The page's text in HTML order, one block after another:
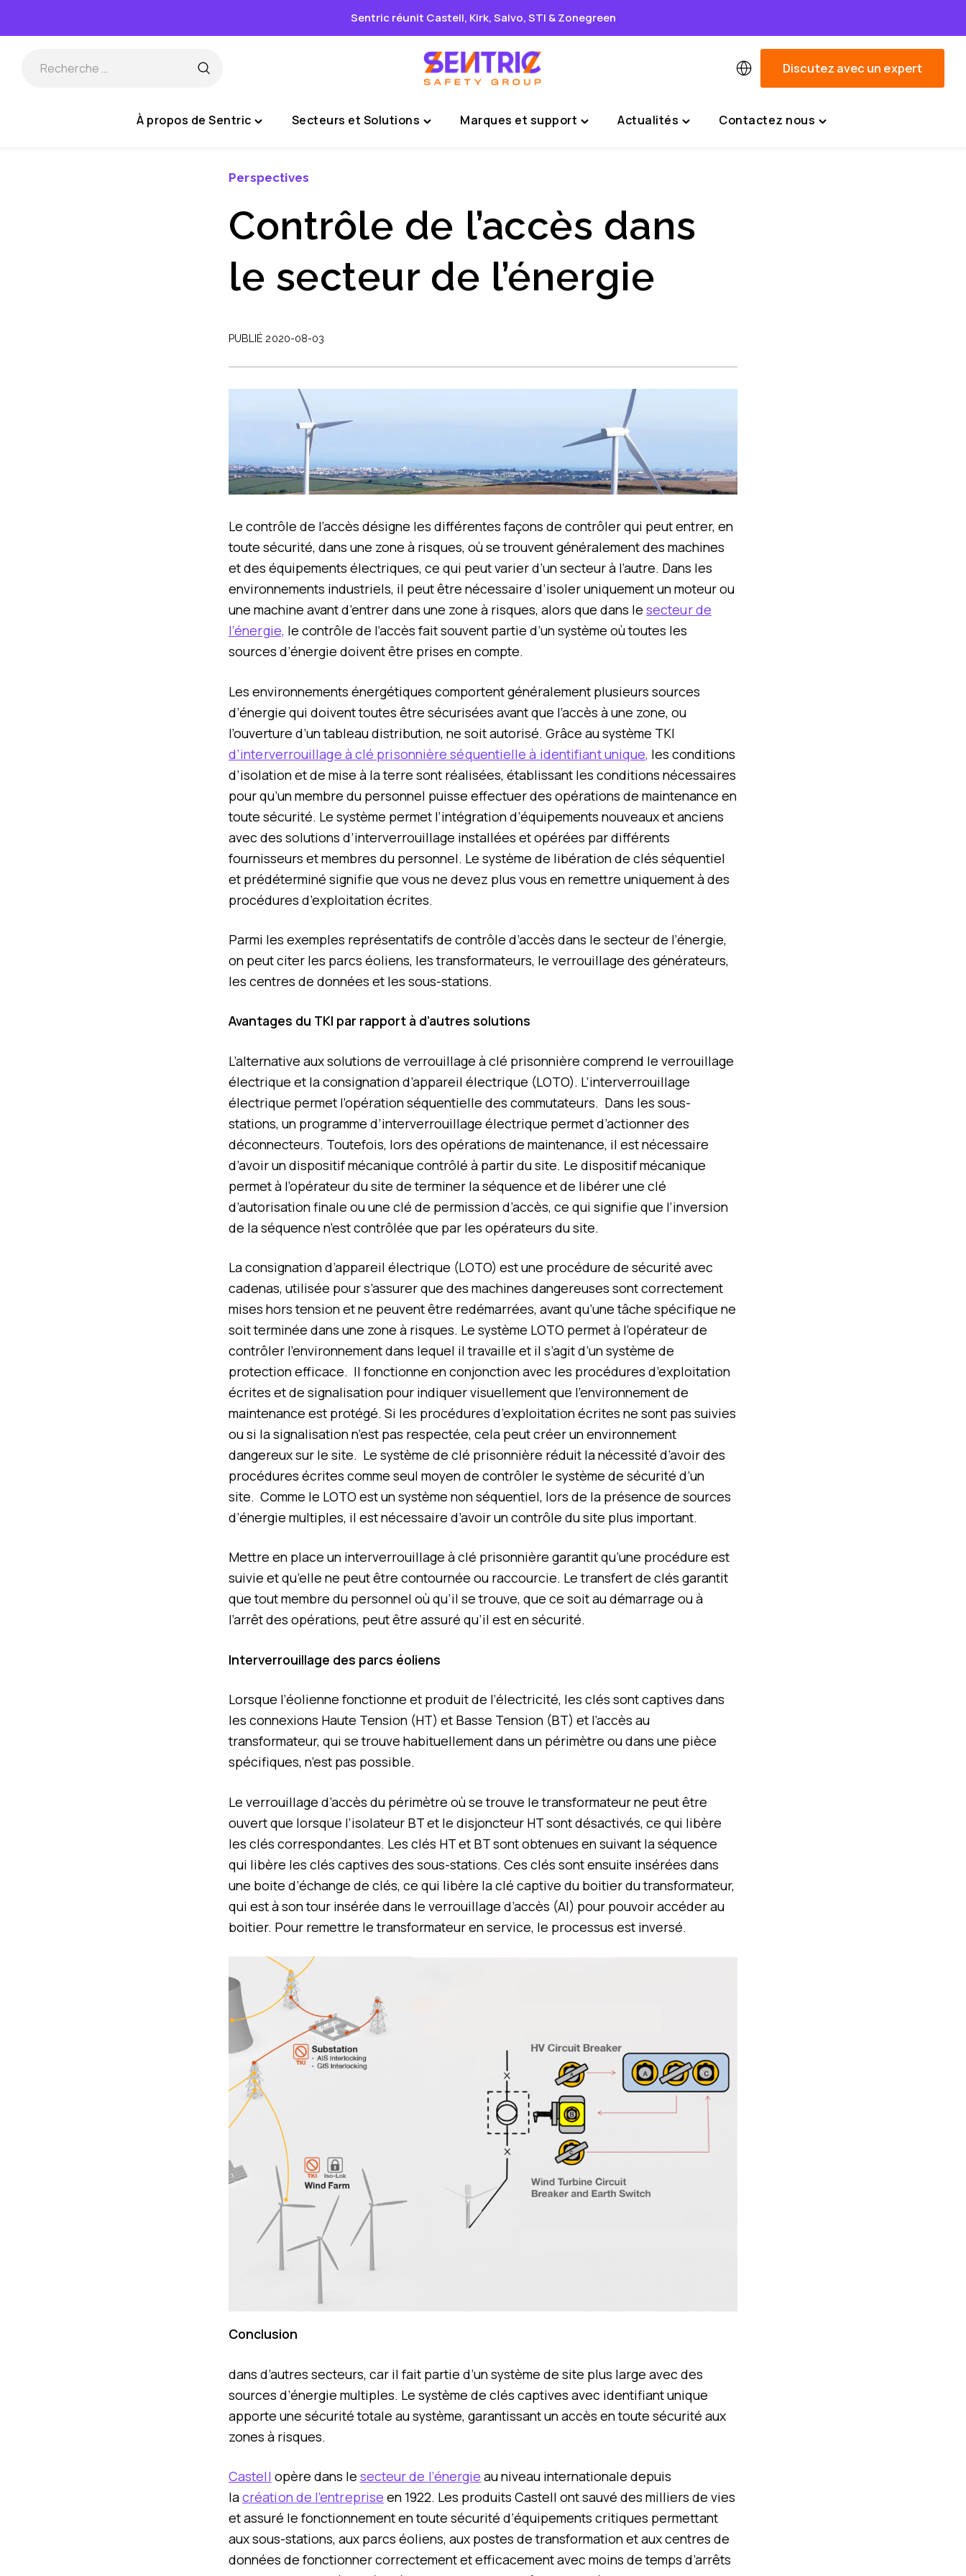
Sentric réunit Castell, Kirk, Salvo, STI & Zonegreen
À propos de Sentric
Toggle
de
menu
Secteurs et Solutions
Toggle
Marques et support
Toggle
Actualités
Toggle
Contactez nous
Toggle
Discutez avec un expert
Perspectives
Contrôle de l’accès dans
le secteur de l’énergie
PUBLIÉ 2020-08-03
Le contrôle de l’accès désigne les différentes façons de contrôler qui peut entrer, en
toute sécurité, dans une zone à risques, où se trouvent généralement des machines
et des équipements électriques, ce qui peut varier d’un secteur à l’autre. Dans les
environnements industriels, il peut être nécessaire d’isoler uniquement un moteur ou
une machine avant d’entrer dans une zone à risques, alors que dans le secteur de
l’énergie, le contrôle de l’accès fait souvent partie d’un système où toutes les
sources d’énergie doivent être prises en compte.
Les environnements énergétiques comportent généralement plusieurs sources
d’énergie qui doivent toutes être sécurisées avant que l’accès à une zone, ou
l’ouverture d’un tableau distribution, ne soit autorisé. Grâce au système TKI
d’interverrouillage à clé prisonnière séquentielle à identifiant unique, les conditions
d’isolation et de mise à la terre sont réalisées, établissant les conditions nécessaires
pour qu’un membre du personnel puisse effectuer des opérations de maintenance en
toute sécurité. Le système permet l’intégration d’équipements nouveaux et anciens
avec des solutions d’interverrouillage installées et opérées par différents
fournisseurs et membres du personnel. Le système de libération de clés séquentiel
et prédéterminé signifie que vous ne devez plus vous en remettre uniquement à des
procédures d’exploitation écrites.
Parmi les exemples représentatifs de contrôle d’accès dans le secteur de l’énergie,
on peut citer les parcs éoliens, les transformateurs, le verrouillage des générateurs,
les centres de données et les sous-stations.
Avantages du TKI par rapport à d’autres solutions
L’alternative aux solutions de verrouillage à clé prisonnière comprend le verrouillage
électrique et la consignation d’appareil électrique (LOTO). L’interverrouillage
électrique permet l’opération séquentielle des commutateurs. Dans les sous-
stations, un programme d’interverrouillage électrique permet d’actionner des
déconnecteurs. Toutefois, lors des opérations de maintenance, il est nécessaire
d’avoir un dispositif mécanique contrôlé à partir du site. Le dispositif mécanique
permet à l’opérateur du site de terminer la séquence et de libérer une clé
d’autorisation finale ou une clé de permission d’accès, ce qui signifie que l’inversion
de la séquence n’est contrôlée que par les opérateurs du site.
La consignation d’appareil électrique (LOTO) est une procédure de sécurité avec
cadenas, utilisée pour s’assurer que des machines dangereuses sont correctement
mises hors tension et ne peuvent être redémarrées, avant qu’une tâche spécifique ne
soit terminée dans une zone à risques. Le système LOTO permet à l’opérateur de
contrôler l’environnement dans lequel il travaille et il s’agit d’un système de
protection efficace. Il fonctionne en conjonction avec les procédures d’exploitation
écrites et de signalisation pour indiquer visuellement que l’environnement de
maintenance est protégé. Si les procédures d’exploitation écrites ne sont pas suivies
ou si la signalisation n’est pas respectée, cela peut créer un environnement
dangereux sur le site. Le système de clé prisonnière réduit la nécessité d’avoir des
procédures écrites comme seul moyen de contrôler le système de sécurité d’un
site. Comme le LOTO est un système non séquentiel, lors de la présence de sources
d’énergie multiples, il est nécessaire d’avoir un contrôle du site plus important.
Mettre en place un interverrouillage à clé prisonnière garantit qu’une procédure est
suivie et qu’elle ne peut être contournée ou raccourcie. Le transfert de clés garantit
que tout membre du personnel où qu’il se trouve, que ce soit au démarrage ou à
l’arrêt des opérations, peut être assuré qu’il est en sécurité.
Interverrouillage des parcs éoliens
Lorsque l’éolienne fonctionne et produit de l’électricité, les clés sont captives dans
les connexions Haute Tension (HT) et Basse Tension (BT) et l’accès au
transformateur, qui se trouve habituellement dans un périmètre ou dans une pièce
spécifiques, n’est pas possible.
Le verrouillage d’accès du périmètre où se trouve le transformateur ne peut être
ouvert que lorsque l’isolateur BT et le disjoncteur HT sont désactivés, ce qui libère
les clés correspondantes. Les clés HT et BT sont obtenues en suivant la séquence
qui libère les clés captives des sous-stations. Ces clés sont ensuite insérées dans
une boite d’échange de clés, ce qui libère la clé captive du boitier du transformateur,
qui est à son tour insérée dans le verrouillage d’accès (AI) pour pouvoir accéder au
boitier. Pour remettre le transformateur en service, le processus est inversé.
Conclusion
dans d’autres secteurs, car il fait partie d’un système de site plus large avec des
sources d’énergie multiples. Le système de clés captives avec identifiant unique
apporte une sécurité totale au système, garantissant un accès en toute sécurité aux
zones à risques.
Castell opère dans le secteur de l’énergie au niveau internationale depuis
lacréation de l’entreprise en 1922. Les produits Castell ont sauvé des milliers de vies
et assuré le fonctionnement en toute sécurité d’équipements critiques permettant
aux sous-stations, aux parcs éoliens, aux postes de transformation et aux centres de
données de fonctionner correctement et efficacement avec moins de temps d’arrêts